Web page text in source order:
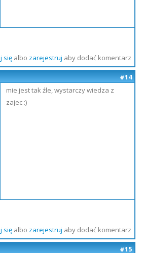
sięalbo zarejestruj aby dodać komentarz
#14
mie jest tak źle, wystarczy wiedza z
zajec :)
sięalbo zarejestruj aby dodać komentarz
#15